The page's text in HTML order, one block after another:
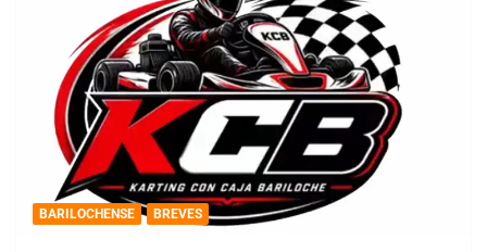
BARILOCHENSE BREVES